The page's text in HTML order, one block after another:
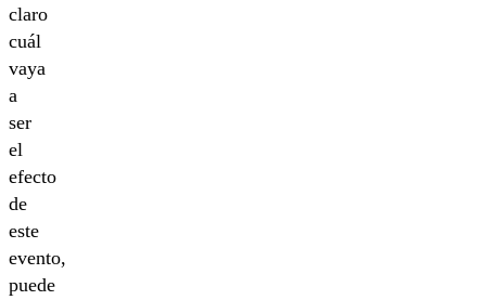
claro
cuál
vaya
a
ser
el
efecto
de
este
evento,
puede